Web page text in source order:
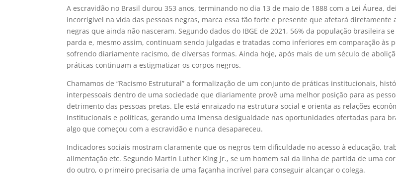
A escravidão no Brasil durou 353 anos, terminando no dia 13 de maio de 1888 com a Lei Áurea,
incorrigivel na vida das pessoas negras, marca essa tão forte e presente que afetará diretamente
negras que ainda não nasceram. Segundo dados do IBGE de 2021, 56% da população brasileira
parda e, mesmo assim, continuam sendo julgadas e tratadas como inferiores em comparação às
sofrendo diariamente racismo, de diversas formas. Ainda hoje, após mais de um século de
práticas continuam a estigmatizar os corpos negros.
Chamamos de “Racismo Estrutural” a formalização de um conjunto de práticas institucionais,
interpessoais dentro de uma sociedade que diariamente provê uma melhor posição para as
detrimento das pessoas pretas. Ele está enraizado na estrutura social e orienta as relações
institucionais e políticas, gerando uma imensa desigualdade nas oportunidades ofertadas para
algo que começou com a escravidão e nunca desapareceu.
Indicadores sociais mostram claramente que os negros tem dificuldade no acesso à educação,
alimentação etc. Segundo Martin Luther King Jr., se um homem sai da linha de partida de uma
do outro, o primeiro precisaria de uma façanha incrível para conseguir alcançar o colega.